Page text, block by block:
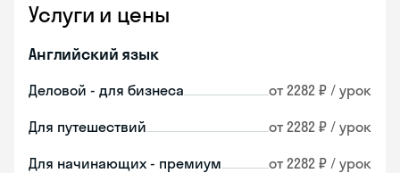
Услуги и цены
Английский язык
Деловой - для бизнеса от 2282 ₽ / урок
Для путешествий от 2282 ₽ / урок
Для начинающих - премиум от 2282 ₽ / урок